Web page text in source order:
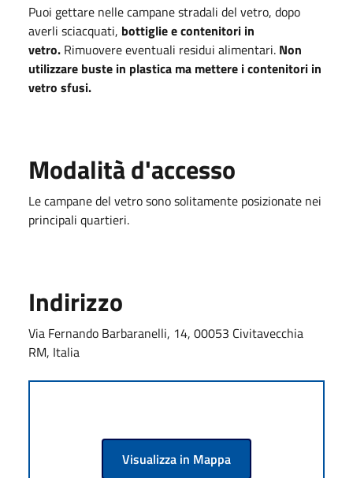
Puoi gettare nelle campane stradali del vetro, dopo
averli sciacquati, bottiglie e contenitori in
vetro. Rimuovere eventuali residui alimentari. Non
utilizzare buste in plastica ma mettere i contenitori in
vetro sfusi.
Modalità d'accesso
Le campane del vetro sono solitamente posizionate nei
principali quartieri.
Indirizzo
Via Fernando Barbaranelli, 14, 00053 Civitavecchia
RM, Italia
Visualizza in Mappa